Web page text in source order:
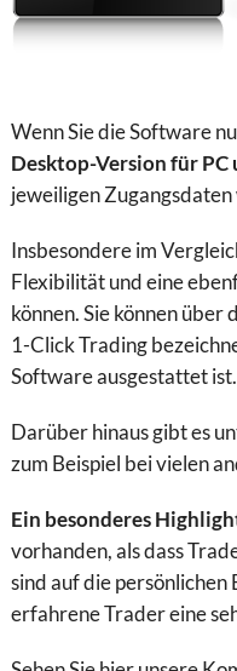
Wenn Sie die Software
Desktop-Version für
jeweiligen
Insbesondere im
Flexibilität und eine
können. Sie können
1-Click Trading
Software ausgestattet ist.
Darüber hinaus gibt es
zum Beispiel bei vielen
Ein besonderes
vorhanden, als dass
sind auf die
erfahrene Trader eine